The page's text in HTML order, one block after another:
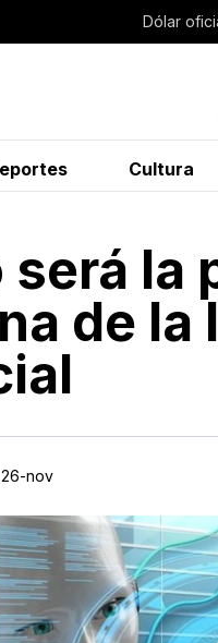
Dólar
Cultura
será la
de
nov